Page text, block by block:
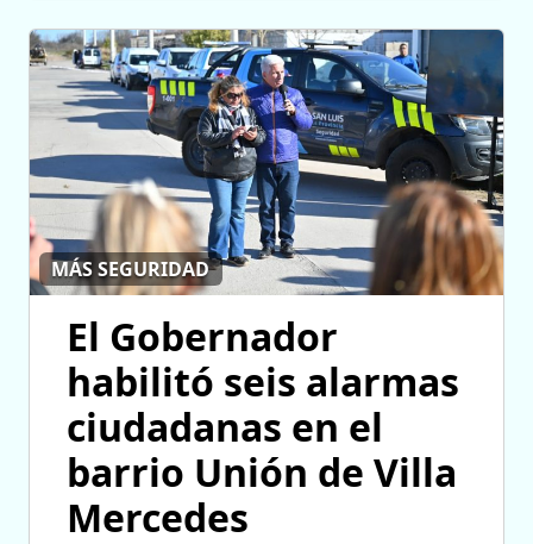
MÁS SEGURIDAD
El Gobernador
habilitó seis alarmas
ciudadanas en el
barrio Unión de Villa
Mercedes